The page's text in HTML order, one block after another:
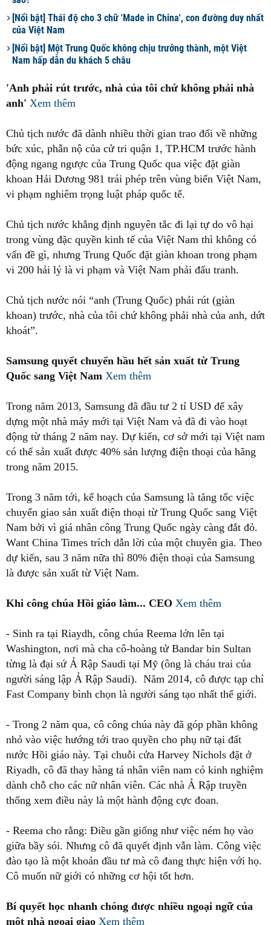
[Nổi bật] Thái độ cho 3 chữ 'Made in China', con đường duy nhất
của Việt Nam
[Nổi bật] Một Trung Quốc không chịu trưởng thành, một Việt
Nam hấp dẫn du khách 5 châu
'Anh phải rút trước, nhà của tôi chứ không phải nhà
anh' Xem thêm
Chủ tịch nước đã dành nhiều thời gian trao đổi về những
bức xúc, phẫn nộ của cử tri quận 1, TP.HCM trước hành
động ngang ngược của Trung Quốc qua việc đặt giàn
khoan Hải Dương 981 trái phép trên vùng biển Việt Nam,
vi phạm nghiêm trọng luật pháp quốc tế.
Chủ tịch nước khẳng định nguyên tắc đi lại tự do vô hại
trong vùng đặc quyền kinh tế của Việt Nam thì không có
vấn đề gì, nhưng Trung Quốc đặt giàn khoan trong phạm
vi 200 hải lý là vi phạm và Việt Nam phải đấu tranh.
Chủ tịch nước nói “anh (Trung Quốc) phải rút (giàn
khoan) trước, nhà của tôi chứ không phải nhà của anh, dứt
khoát”.
Samsung quyết chuyển hầu hết sản xuất từ Trung
Quốc sang Việt Nam Xem thêm
Trong năm 2013, Samsung đã đầu tư 2 tỉ USD để xây
dựng một nhà máy mới tại Việt Nam và đã đi vào hoạt
động từ tháng 2 năm nay. Dự kiến, cơ sở mới tại Việt nam
có thể sản xuất được 40% sản lượng điện thoại của hãng
trong năm 2015.
Trong 3 năm tới, kế hoạch của Samsung là tăng tốc việc
chuyển giao sản xuất điện thoại từ Trung Quốc sang Việt
Nam bởi vì giá nhân công Trung Quốc ngày càng đắt đỏ.
Want China Times trích dẫn lời của một chuyên gia. Theo
dự kiến, sau 3 năm nữa thì 80% điện thoại của Samsung
là được sản xuất từ Việt Nam.
Khi công chúa Hồi giáo làm... CEO Xem thêm
- Sinh ra tại Riaydh, công chúa Reema lớn lên tại
Washington, nơi mà cha cô-hoàng tử Bandar bin Sultan
từng là đại sứ Ả Rập Saudi tại Mỹ (ông là cháu trai của
người sáng lập Ả Rập Saudi). Năm 2014, cô được tạp chí
Fast Company bình chọn là người sáng tạo nhất thế giới.
- Trong 2 năm qua, cô công chúa này đã góp phần không
nhỏ vào việc hướng tới trao quyền cho phụ nữ tại đất
nước Hồi giáo này. Tại chuỗi cửa Harvey Nichols đặt ở
Riyadh, cô đã thay hàng tá nhân viên nam có kinh nghiệm
dành chỗ cho các nữ nhân viên. Các nhà Ả Rập truyền
thống xem điều này là một hành động cực đoan.
- Reema cho rằng: Điều gần giống như việc ném họ vào
giữa bầy sói. Nhưng cô đã quyết định vẫn làm. Công việc
đào tạo là một khoản đầu tư mà cô đang thực hiện với họ.
Cô muốn nữ giới có những cơ hội tốt hơn.
Bí quyết học nhanh chóng được nhiều ngoại ngữ của
một nhà ngoại giao Xem thêm